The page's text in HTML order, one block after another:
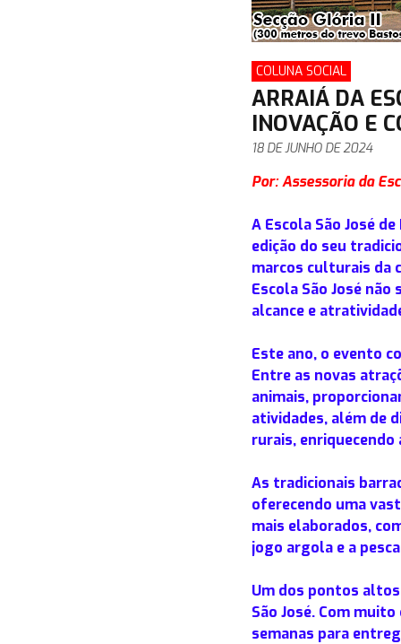
COLUNA SOCIAL
ARRAIÁ DA
INOVAÇÃO E
18 DE JUNHO DE 2024
Por: Assessoria da
A Escola São José
edição do seu
marcos culturais da
Escola São José
alcance e
Este ano, o evento
Entre as novas
animais,
atividades, além de
rurais,
As tradicionais
oferecendo uma
mais elaborados,
jogo argola e a
Um dos pontos
São José. Com
semanas para